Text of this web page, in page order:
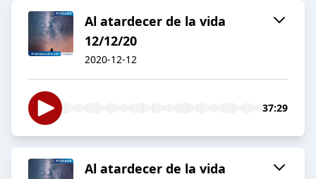
Al atardecer de la vida
12/12/20
2020-12-12
37:29
Al atardecer de la vida